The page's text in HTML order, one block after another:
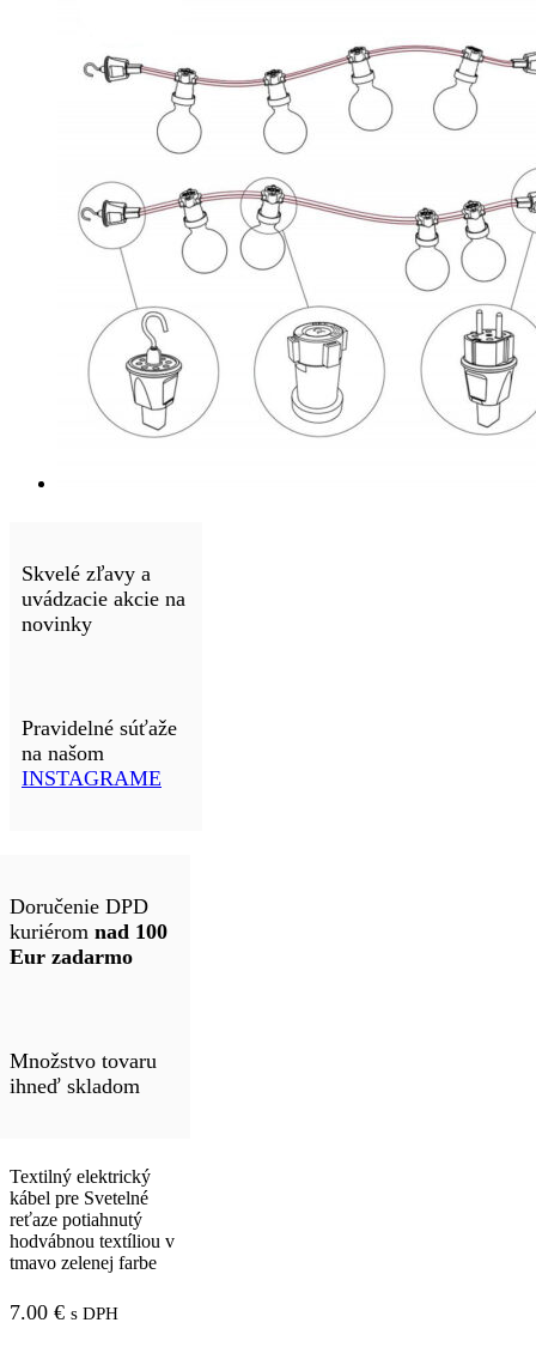
Skvelé zľavy a
uvádzacie akcie na
novinky
Pravidelné súťaže
na našom
INSTAGRAME
Doručenie DPD
kuriérom nad 100
Eur zadarmo
Množstvo tovaru
ihneď skladom
Textilný elektrický
kábel pre Svetelné
reťaze potiahnutý
hodvábnou textíliou v
tmavo zelenej farbe
7.00 € s DPH